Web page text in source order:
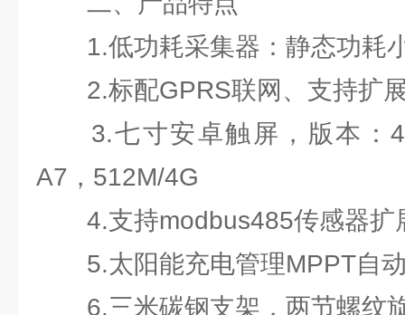
1.低功耗采集器：静态功耗
2.标配GPRS联网、支持扩展
3.七寸安卓触屏，版本：
A7，512M/4G
4.支持modbus485传感器扩
5.太阳能充电管理MPPT自动
6.三米碳钢支架，两节螺纹